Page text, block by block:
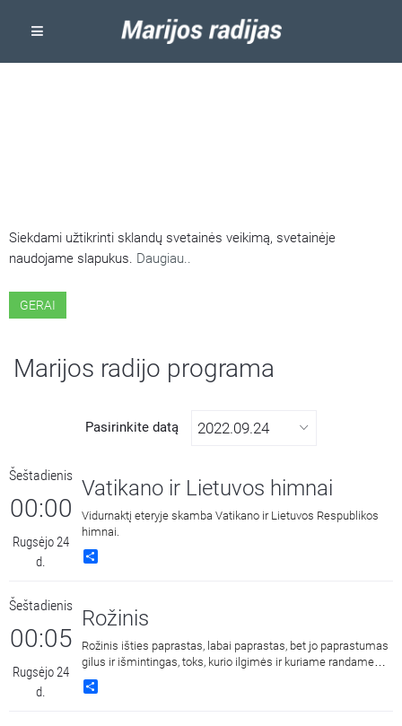
Siekdami užtikrinti sklandų svetainės veikimą, svetainėje
naudojame slapukus. Daugiau..
GERAI
Marijos radijo programa
Pasirinkite datą
Šeštadienis
00:00
Rugsėjo 24
d.
Vatikano ir Lietuvos himnai
Vidurnaktį eteryje skamba Vatikano ir Lietuvos Respublikos
himnai.
Šeštadienis
00:05
Rugsėjo 24
d.
Rožinis
Rožinis išties paprastas, labai paprastas, bet jo paprastumas
gilus ir išmintingas, toks, kurio ilgimės ir kuriame randame
ramybę.